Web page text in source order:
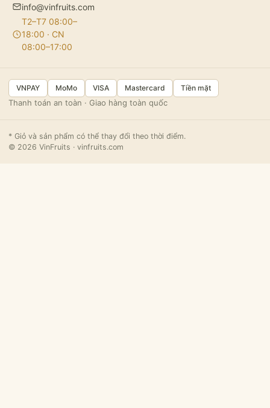
info@vinfruits.com
T2–T7 08:00–
18:00 · CN
08:00–17:00
VNPAY MoMo VISA Mastercard Tiền mặt
Thanh toán an toàn · Giao hàng toàn quốc
* Giỏ và sản phẩm có thể thay đổi theo thời điểm.
© 2026 VinFruits · vinfruits.com